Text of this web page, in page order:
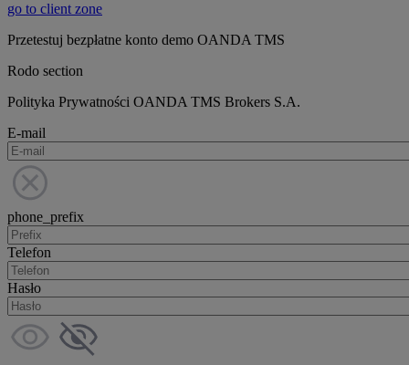
go to client zone
Przetestuj bezpłatne konto demo OANDA TMS
Rodo section
Polityka Prywatności OANDA TMS Brokers S.A.
E-mail
phone_prefix
Telefon
Hasło